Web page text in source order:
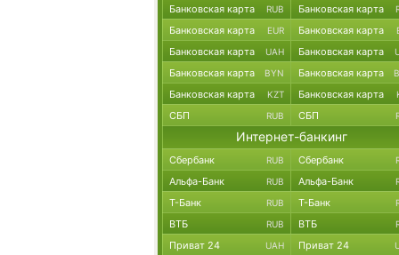
Банковская карта RUB Банковская карта
Банковская карта EUR Банковская карта
Банковская карта UAH Банковская карта
Банковская карта BYN Банковская карта
Банковская карта KZT Банковская карта
СБП RUB СБП
Интернет-банкинг
Сбербанк RUB Сбербанк
Альфа-Банк RUB Альфа-Банк
Т-Банк RUB Т-Банк
ВТБ RUB ВТБ
Приват 24 UAH Приват 24